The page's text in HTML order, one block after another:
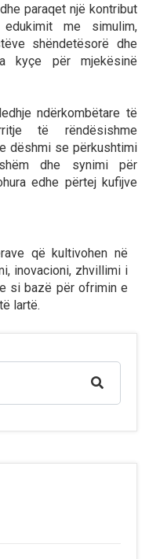
paraqet një kontribut
me simulim,
shëndetësorë dhe
kyçe për mjekësinë
ndërkombëtare të
të rëndësishme
dëshmi se përkushtimi
dhe synimi për
edhe përtej kufijve
që kultivohen në
inovacioni, zhvillimi i
si bazë për ofrimin e
lartë.